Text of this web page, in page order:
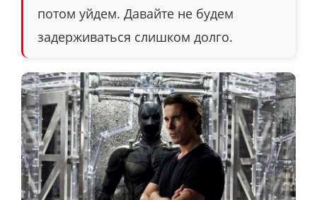
потом уйдем. Давайте не будем
задерживаться слишком долго.